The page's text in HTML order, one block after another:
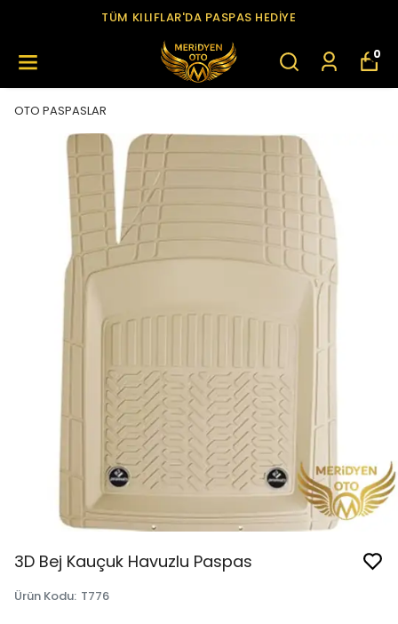
TÜM KILIFLAR'DA PASPAS HEDİYE
0
OTO PASPASLAR
3D Bej Kauçuk Havuzlu Paspas
Ürün Kodu: T776